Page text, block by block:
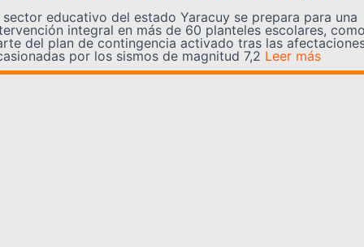
sector educativo del estado Yaracuy se prepara para una
integral en más de 60 planteles escolares,
del plan de contingencia activado tras las
por los sismos de magnitud 7,2 Leer más